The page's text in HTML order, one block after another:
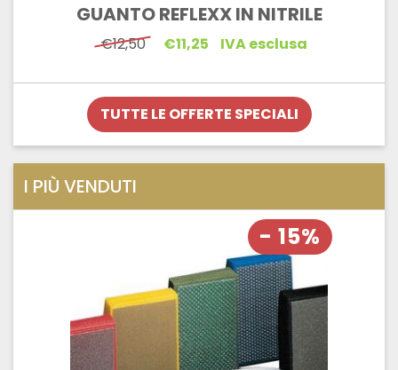
GUANTO REFLEXX IN NITRILE
€12,50 Il
era:
€12,50.
€11,25
Il
è:
€11,25.
IVA esclusa
TUTTE LE OFFERTE SPECIALI
I PIÙ VENDUTI
- 15%